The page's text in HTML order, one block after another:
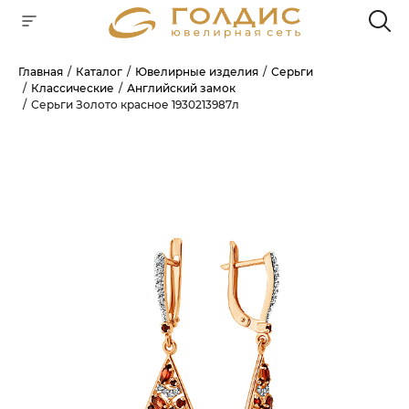
Главная Каталог Ювелирные изделия
Серьги
Классические
Английский замок
Серьги Золото красное 1930213987л
Для клиентов всех банков
ГРАФИК ПЛАТЕЖЕЙ